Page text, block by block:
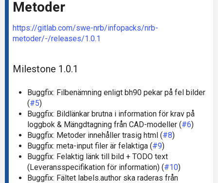
Metoder
https://gitlab.com/swe-nrb/infopacks/nrb-
metoder/-/releases/1.0.1
Milestone 1.0.1
Buggfix: Filbenämning enligt bh90 pekar på fel bilder
(#5)
Buggfix: Bildlänkar brutna i information för krav på
loggbok & Mängdtagning från CAD-modeller (#6)
Buggfix: Metoder innehåller trasig html (#8)
Buggfix: meta-input filer är felaktiga (#9)
Buggfix: Felaktig länk till bild + TODO text
(Leveransspecifikation för information) (#10)
Buggfix: Fältet labels.author ska raderas från